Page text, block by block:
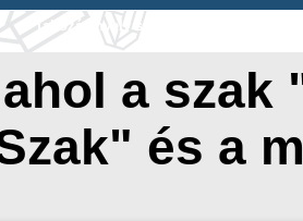
Tallózás nyelv szerint
a szak
és a